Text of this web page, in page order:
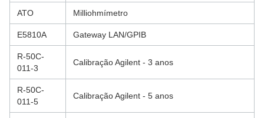
ATO Milliohmímetro
E5810A Gateway LAN/GPIB
R-50C-
011-3
Calibração Agilent - 3 anos
R-50C-
011-5
Calibração Agilent - 5 anos